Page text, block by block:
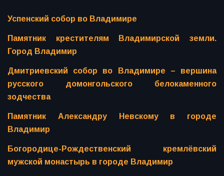
Успенский собор во Владимире
Памятник крестителям Владимирской земли.
Город Владимир
Дмитриевский собор во Владимире – вершина
русского домонгольского белокаменного
зодчества
Памятник Александру Невскому в городе
Владимир
Богородице-Рождественский кремлёвский
мужской монастырь в городе Владимир